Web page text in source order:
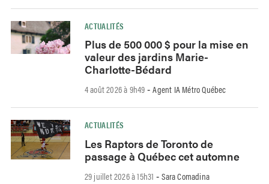
ACTUALITÉS
Plus de 500 000 $ pour la mise en
valeur des jardins Marie-
Charlotte-Bédard
4 août 2026 à 9h49 -Agent IA Métro Québec
ACTUALITÉS
Les Raptors de Toronto de
passage à Québec cet automne
29 juillet 2026 à 15h31 -Sara Comadina